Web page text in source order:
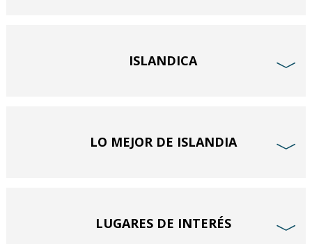
ISLANDICA ﹀
LO MEJOR DE ISLANDIA ﹀
LUGARES DE INTERÉS ﹀